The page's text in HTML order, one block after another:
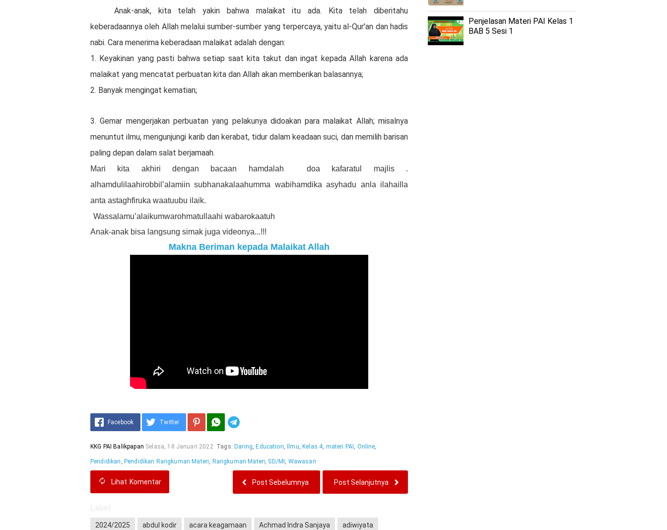
Anak-anak, kita telah yakin bahwa malaikat itu ada. Kita telah diberitahu
keberadaannya oleh Allah melalui sumber-sumber yang terpercaya, yaitu al-Qur'an dan hadis
nabi. Cara menerima keberadaan malaikat adalah dengan:
1. Keyakinan yang pasti bahwa setiap saat kita takut dan ingat kepada Allah karena ada
malaikat yang mencatat perbuatan kita dan Allah akan memberikan balasannya;
2. Banyak mengingat kematian;
3. Gemar mengerjakan perbuatan yang pelakunya didoakan para malaikat Allah; misalnya
menuntut ilmu, mengunjungi karib dan kerabat, tidur dalam keadaan suci, dan memilih barisan
paling depan dalam salat berjamaah.
Mari kita akhiri dengan bacaan hamdalah
doa kafaratul majlis .
alhamdulilaahirobbil’alamiin subhanakalaahumma wabihamdika asyhadu anla ilahailla
anta astaghfiruka waatuubu ilaik.
Wassalamu’alaikumwarohmatullaahi wabarokaatuh
Anak-anak bisa langsung simak juga videonya...!!!
Makna Beriman kepada Malaikat Allah
Facebook Twitter
KKG PAI Balikpapan Selasa, 18 Januari 2022 Tags: Daring, Education, Ilmu, Kelas 4, materi PAI , Online,
Pendidikan , Pendidikan Rangkuman Materi, Rangkuman Materi, SD/MI , Wawasan
Lihat Komentar Post Selanjutnya
Post Sebelumnya
2024/2025 abdul kodir acara keagamaan Achmad Indra Sanjaya adiwiyata
Penjelasan Materi PAI Kelas 1
BAB 5 Sesi 1